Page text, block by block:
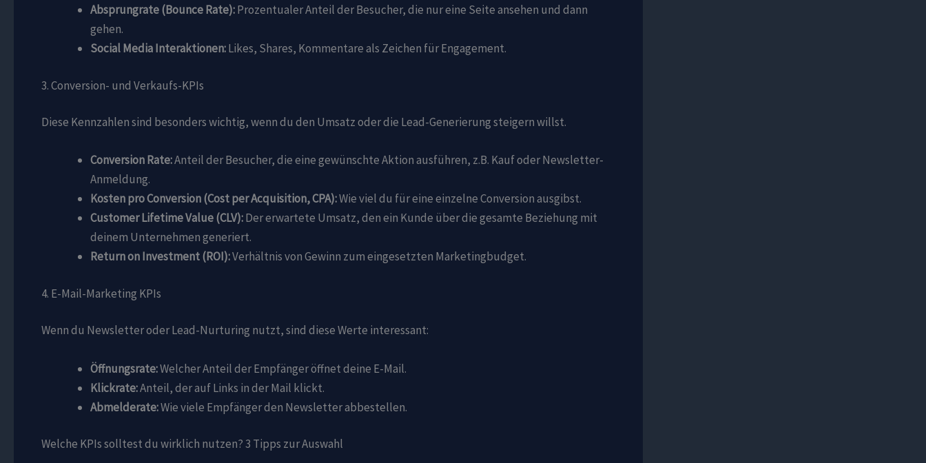
Absprungrate (Bounce Rate):Prozentualer Anteil der Besucher, die nur eine Seite ansehen und dann
gehen.
Social Media Interaktionen:Likes, Shares, Kommentare als Zeichen für Engagement.
3. Conversion- und Verkaufs-KPIs
Diese Kennzahlen sind besonders wichtig, wenn du den Umsatz oder die Lead-Generierung steigern willst.
Conversion Rate:Anteil der Besucher, die eine gewünschte Aktion ausführen, z.B. Kauf oder Newsletter-
Anmeldung.
Kosten pro Conversion (Cost per Acquisition, CPA):Wie viel du für eine einzelne Conversion ausgibst.
Customer Lifetime Value (CLV):Der erwartete Umsatz, den ein Kunde über die gesamte Beziehung mit
deinem Unternehmen generiert.
Return on Investment (ROI):Verhältnis von Gewinn zum eingesetzten Marketingbudget.
4. E-Mail-Marketing KPIs
Wenn du Newsletter oder Lead-Nurturing nutzt, sind diese Werte interessant:
Öffnungsrate:Welcher Anteil der Empfänger öffnet deine E-Mail.
Klickrate:Anteil, der auf Links in der Mail klickt.
Abmelderate:Wie viele Empfänger den Newsletter abbestellen.
Welche KPIs solltest du wirklich nutzen? 3 Tipps zur Auswahl